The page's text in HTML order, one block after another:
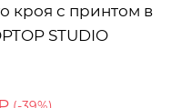
кроя с принтом в
STUDIO